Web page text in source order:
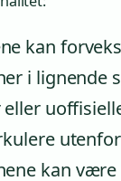
kan
i lignende
eller
kan